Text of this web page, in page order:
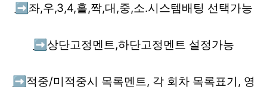
➡️ 좌,우,3,4,홀,짝,대,중,소.시스템배팅 선택가능
➡️ 상단고정멘트,하단고정멘트 설정가능
➡️ 적중/미적중시 목록멘트, 각 회차 목록표기, 영